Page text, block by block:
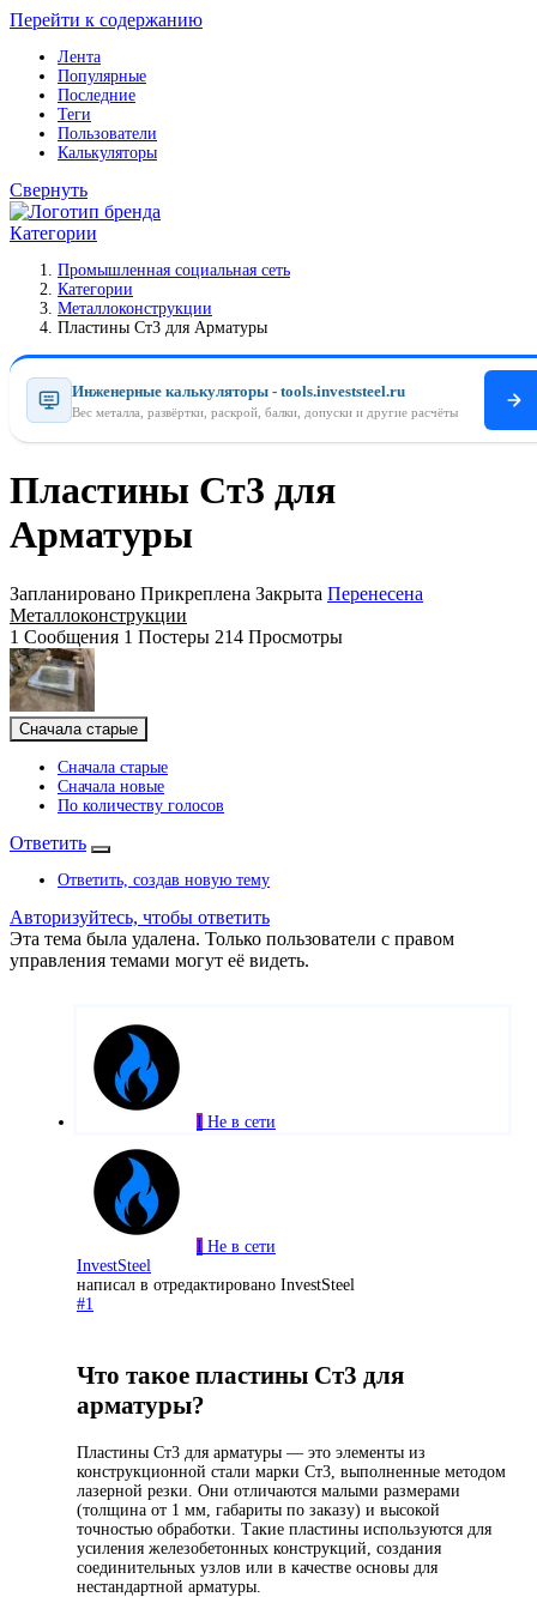
Перейти к содержанию
Лента
Популярные
Последние
Теги
Пользователи
Калькуляторы
Свернуть
Категории
Промышленная социальная сеть
Категории
Металлоконструкции
Пластины Ст3 для Арматуры
Инженерные калькуляторы - tools.investsteel.ru
Вес металла, развёртки, раскрой, балки, допуски и другие расчёты
Пластины Ст3 для
Арматуры
Запланировано Прикреплена Закрыта Перенесена
Металлоконструкции
1 Сообщения 1 Постеры 214 Просмотры
Сначала старые
Сначала старые
Сначала новые
По количеству голосов
Ответить
Ответить, создав новую тему
Авторизуйтесь, чтобы ответить
Эта тема была удалена. Только пользователи с правом
управления темами могут её видеть.
I Не в сети
I Не в сети
InvestSteel
написал в отредактировано InvestSteel
#1
Что такое пластины Ст3 для
арматуры?
Пластины Ст3 для арматуры — это элементы из
конструкционной стали марки Ст3, выполненные методом
лазерной резки. Они отличаются малыми размерами
(толщина от 1 мм, габариты по заказу) и высокой
точностью обработки. Такие пластины используются для
усиления железобетонных конструкций, создания
соединительных узлов или в качестве основы для
нестандартной арматуры.